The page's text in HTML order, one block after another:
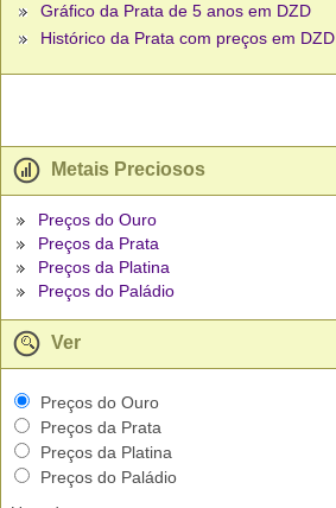
Gráfico da Prata de 5 anos em DZD
Histórico da Prata com preços em DZD
Metais Preciosos
Preços do Ouro
Preços da Prata
Preços da Platina
Preços do Paládio
Ver
Preços do Ouro
Preços da Prata
Preços da Platina
Preços do Paládio